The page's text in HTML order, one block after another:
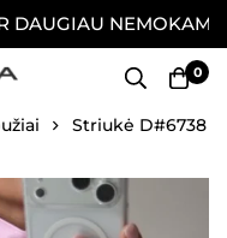
NEMOKAMAI
0
Striukė D#6738